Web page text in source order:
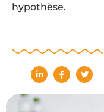
hypothèse.